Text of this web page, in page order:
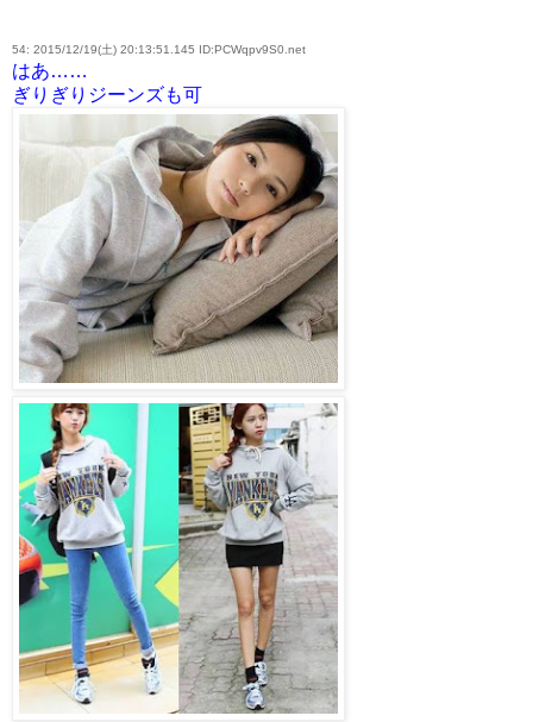
54: 2015/12/19(土) 20:13:51.145 ID:PCWqpv9S0.net
はあ……
ぎりぎりジーンズも可